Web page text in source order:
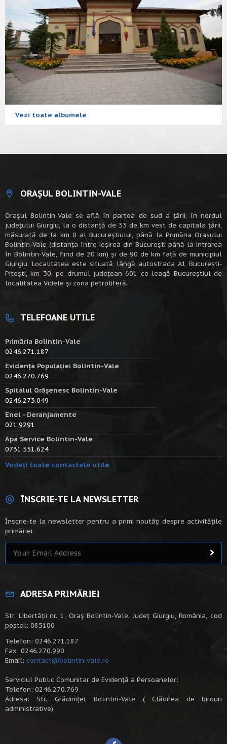
Vezi toate albumele
ORAȘUL BOLINTIN-VALE
Oraşul Bolintin-Vale se află în partea de sud a ţării, în nordul
judeţului Giurgiu, la o distanţă de 33 de km vest de capitala țării,
măsurată de la km 0 al Bucureștiului, până la Primăria Orașului
Bolintin-Vale (distanța între ieșirea din București până la intrarea
în Bolintin-Vale, fiind de 20 km) şi de 90 de km faţă de municipiul
Giurgiu. Localitatea este situată lângă autostrada A1 Bucureşti-
Piteşti, km 30, pe drumul judeţean 601 ce leagă Bucureştiul de
localitatea Videle şi zona petroliferă.
TELEFOANE UTILE
Primăria Bolintin-Vale
0246.271.187
Evidența Populației Bolintin-Vale
0246.270.769
Spitalul Orășenesc Bolintin-Vale
0246.273.049
Enel - Deranjamente
021.9291
Apa Service Bolintin-Vale
0731.551.624
Vedeți toate contactele utile
ÎNSCRIE-TE LA NEWSLETTER
Înscrie-te la newsletter pentru a primi noutăți despre activitățile
primăriei.
ADRESA PRIMĂRIEI
Str. Libertății nr. 1, Oraș Bolintin-Vale, Județ Giurgiu, România, cod
poștal: 085100
Telefon: 0246.271.187
Fax: 0246.270.990
Email: contact@bolintin-vale.ro
Serviciul Public Comunitar de Evidență a Persoanelor:
Telefon: 0246.270.769
Adresa: Str. Grădiniței, Bolintin-Vale ( Clădirea de birouri
administrative)